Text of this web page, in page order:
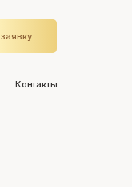
Контакты